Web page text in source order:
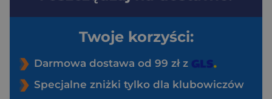
Twoje korzyści:
Darmowa dostawa od 99 zł z
Specjalne zniżki tylko dla klubowiczów